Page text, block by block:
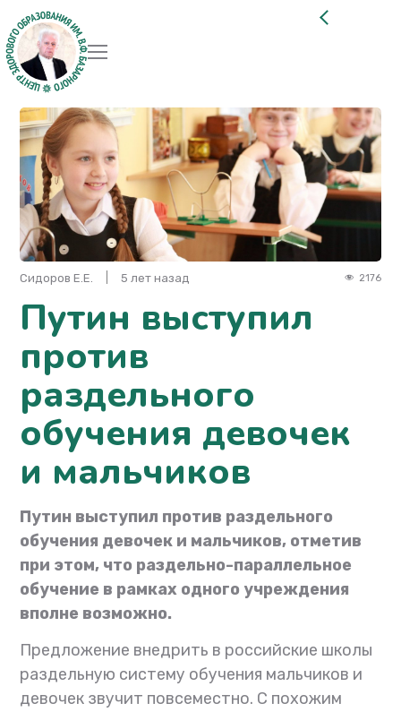
Сидоров Е.Е. 5 лет назад 2176
Путин выступил
против
раздельного
обучения девочек
и мальчиков
Путин выступил против раздельного
обучения девочек и мальчиков, отметив
при этом, что раздельно-параллельное
обучение в рамках одного учреждения
вполне возможно.
Предложение внедрить в российские школы
раздельную систему обучения мальчиков и
девочек звучит повсеместно. С похожим